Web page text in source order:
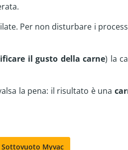
Per non disturbare i
il gusto della carne) la
la pena: il risultato è una